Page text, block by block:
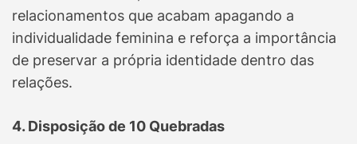
relacionamentos que acabam apagando a
individualidade feminina e reforça a importância
de preservar a própria identidade dentro das
relações.
4. Disposição de 10 Quebradas